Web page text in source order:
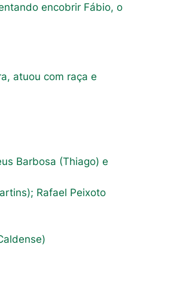
encobrir Fábio, o
atuou com raça e
Barbosa (Thiago) e
Rafael Peixoto